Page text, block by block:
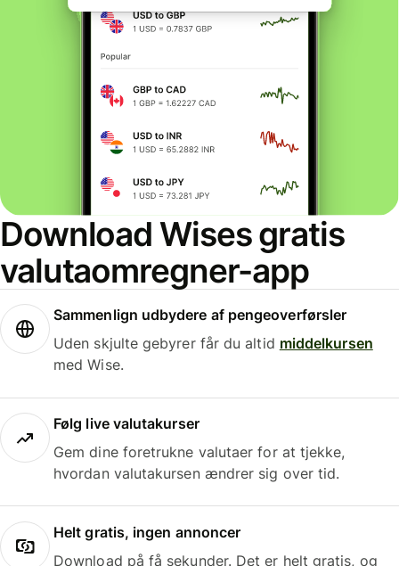
Download Wises gratis
valutaomregner-app
Sammenlign udbydere af pengeoverførsler
Uden skjulte gebyrer får du altid middelkursen
med Wise.
Følg live valutakurser
Gem dine foretrukne valutaer for at tjekke,
hvordan valutakursen ændrer sig over tid.
Helt gratis, ingen annoncer
Download på få sekunder. Det er helt gratis, og